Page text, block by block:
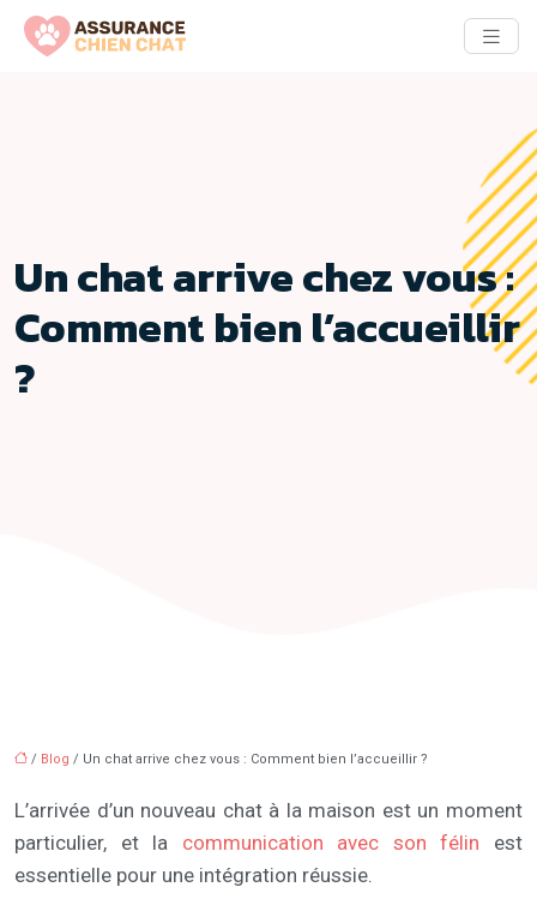
Un chat arrive chez vous :
Comment bien l’accueillir
?
/ Blog / Un chat arrive chez vous : Comment bien l’accueillir ?
L’arrivée d’un nouveau chat à la maison est un moment
particulier, et la communication avec son félin est
essentielle pour une intégration réussie.